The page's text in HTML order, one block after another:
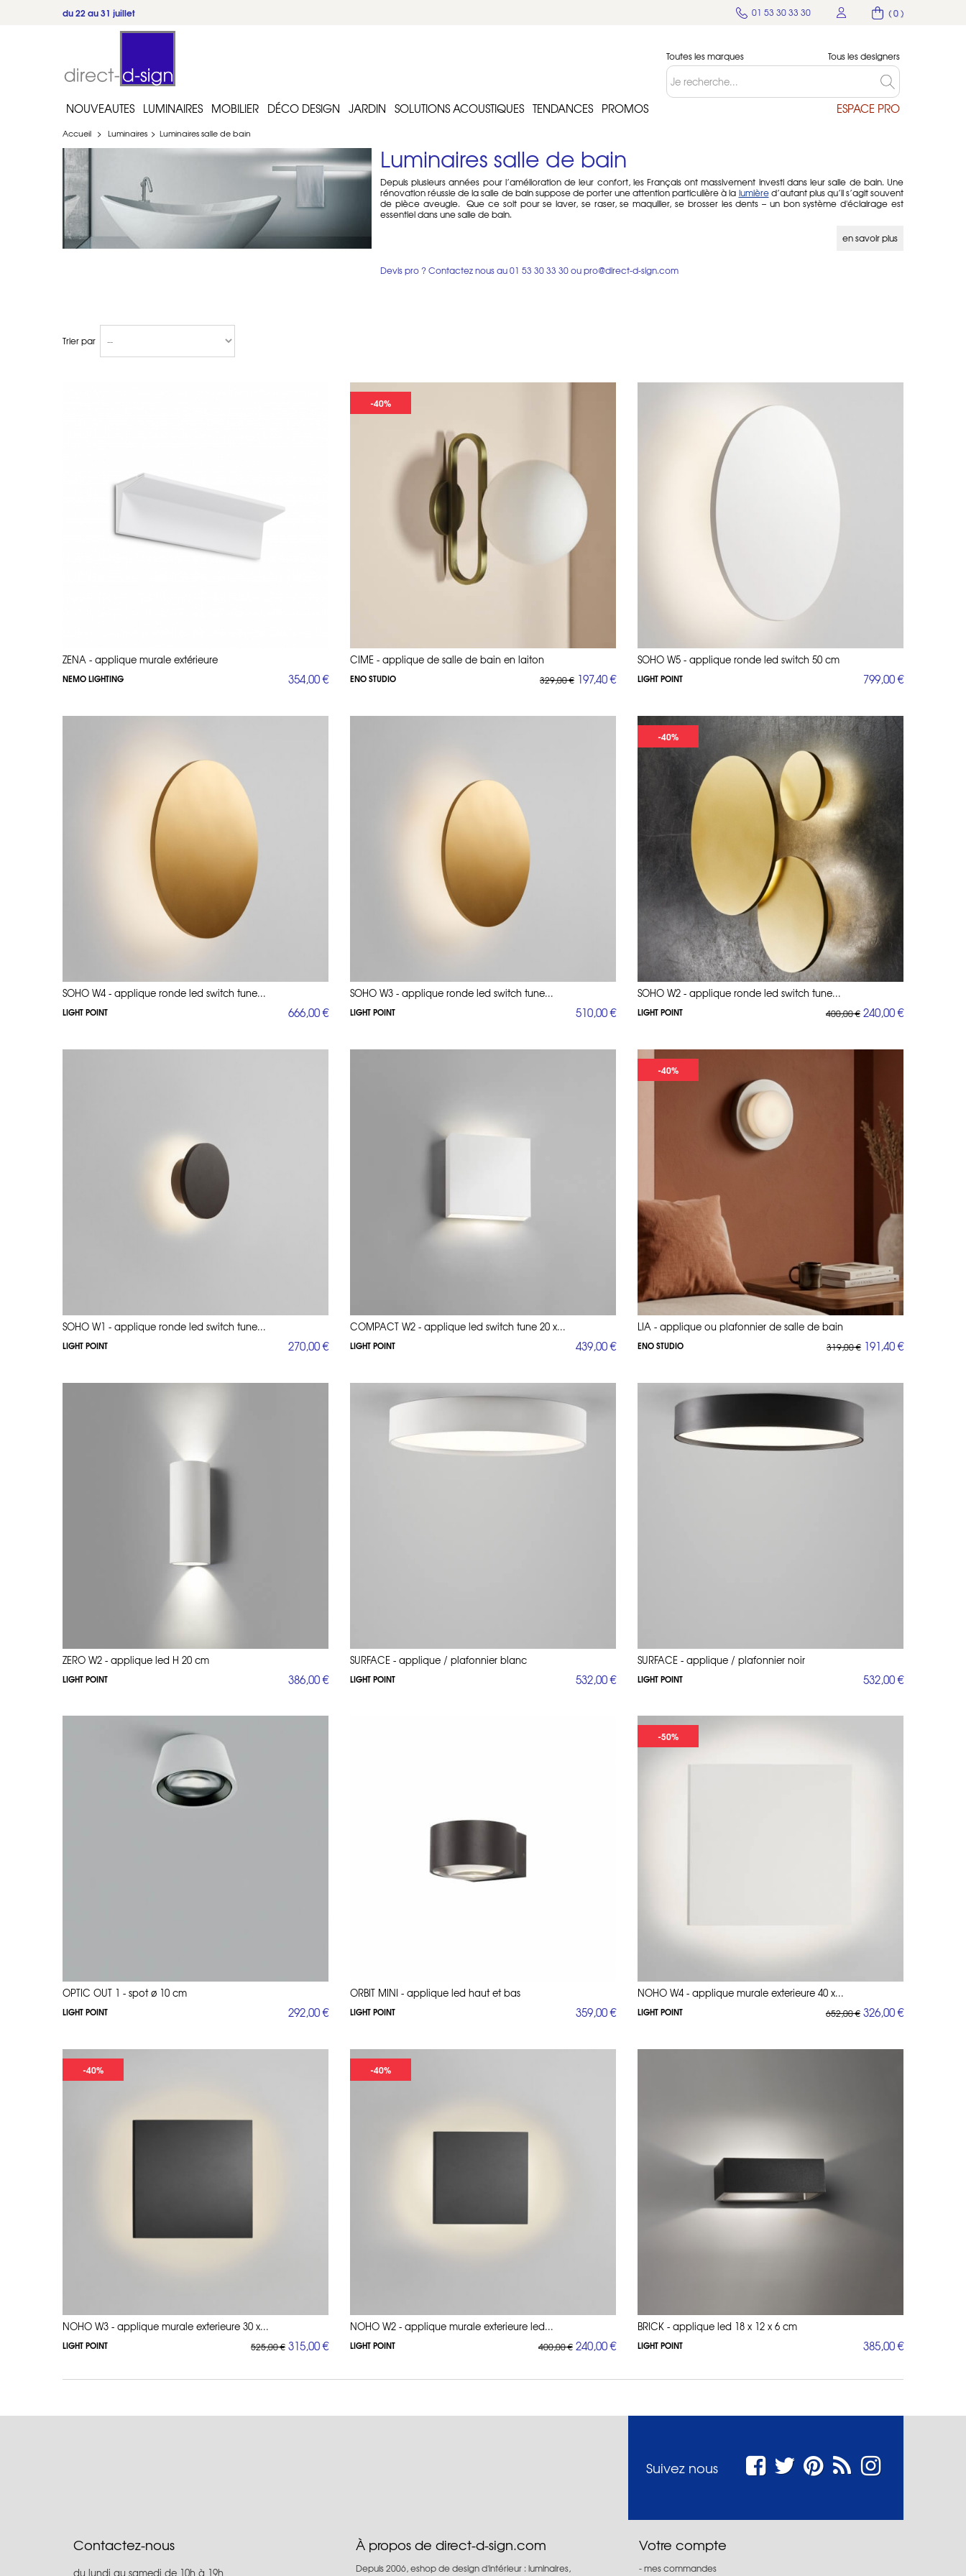
( 0 )
01 53 30 33 30
5/5·262 avis
Toutes les marques Tous les designers
NOUVEAUTES LUMINAIRES MOBILIER DÉCO DESIGN JARDIN SOLUTIONS ACOUSTIQUES TENDANCES PROMOS ESPACE PRO
Accueil > Luminaires > Luminaires salle de bain
Luminaires salle de bain
Depuis plusieurs années pour l’amélioration de leur confort, les Français ont massivement investi dans leur salle de bain. Une
rénovation réussie de la salle de bain suppose de porter une attention particulière à la lumièred’autant plus qu’il s’agit souvent
de pièce aveugle. Que ce soit pour se laver, se raser, se maquiller, se brosser les dents – un bon système d'éclairage est
essentiel dans unesalle de bain.
dans l’installation ou dans le choix de tous les appareils et luminaires. Soyez attentif, si vous n’êtes par professionnel, à vérifier
44. Il s ’agit d’appliques qui se placent au dessus du lavabo ou sur les murs. Vous trouverez également des plafonniers ainsi que
des suspensions. Notez que certains produits peuvent être placés soit en applique sur un mur soit en plafonnier.
contactez le +33(0)153303330 ou àservice_clients@direct-d-sign.com. Pour les aménagements de locaux tertiaires ou publics,
contactez notre service professionnel par email à pro@direct-d-sign.com.
en savoir plus
Devis pro ? Contactez nous au01 53 30 33 30oupro@direct-d-sign.com
Trier par
ZENA - applique murale extérieure
NEMO LIGHTING 354,00 €
-40%
CIME - applique de salle de bain en laiton
ENO STUDIO 329,00 € 197,40 €
SOHO W5 - applique ronde led switch 50 cm
LIGHT POINT 799,00 €
SOHO W4 - applique ronde led switch tune...
LIGHT POINT 666,00 €
SOHO W3 - applique ronde led switch tune...
LIGHT POINT 510,00 €
-40%
SOHO W2 - applique ronde led switch tune...
LIGHT POINT 400,00 € 240,00 €
SOHO W1 - applique ronde led switch tune...
LIGHT POINT 270,00 €
COMPACT W2 - applique led switch tune 20 x...
LIGHT POINT 439,00 €
-40%
LIA - applique ou plafonnier de salle de bain
ENO STUDIO 319,00 € 191,40 €
ZERO W2 - applique led H 20 cm
LIGHT POINT 386,00 €
SURFACE - applique / plafonnier blanc
LIGHT POINT 532,00 €
SURFACE - applique / plafonnier noir
LIGHT POINT 532,00 €
OPTIC OUT 1 - spot ø 10 cm
LIGHT POINT 292,00 €
ORBIT MINI - applique led haut et bas
LIGHT POINT 359,00 €
-50%
NOHO W4 - applique murale exterieure 40 x...
LIGHT POINT 652,00 € 326,00 €
-40%
NOHO W3 - applique murale exterieure 30 x...
LIGHT POINT 525,00 € 315,00 €
-40%
NOHO W2 - applique murale exterieure led...
LIGHT POINT 400,00 € 240,00 €
BRICK - applique led 18 x 12 x 6 cm
LIGHT POINT 385,00 €
Suivez nous
Contactez-nous
du lundi au samedi de 10h à 19h
À propos de direct-d-sign.com
Depuis 2006, eshop de design d'intérieur : luminaires,
Votre compte
mes commandes